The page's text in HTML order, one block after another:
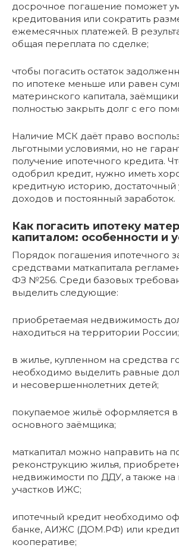
досрочное погашение поможет
кредитования или сократить
ежемесячных платежей. В
общая переплата по сделке;
чтобы погасить остаток
по ипотеке меньше или равен
материнского капитала,
полностью закрыть долг с его
Наличие МСК даёт право
льготными условиями, но не
получение ипотечного кредита.
одобрил кредит, нужно иметь
кредитную историю, достаточный
доходов и постоянный заработок.
Как погасить ипотеку
капиталом: особенности и
Порядок погашения ипотечного
средствами маткапитала
ФЗ №256. Среди базовых
выделить следующие:
приобретаемая недвижимость
находиться на территории России;
в жилье, купленном на средства
необходимо выделить равные
и несовершеннолетних детей;
покупаемое жильё оформляется в
основного заёмщика;
маткапитал можно направить на
реконструкцию жилья,
недвижимости по ДДУ, а также на
участков ИЖС;
ипотечный кредит необходимо
банке, АИЖС (ДОМ.РФ) или
кооперативе;